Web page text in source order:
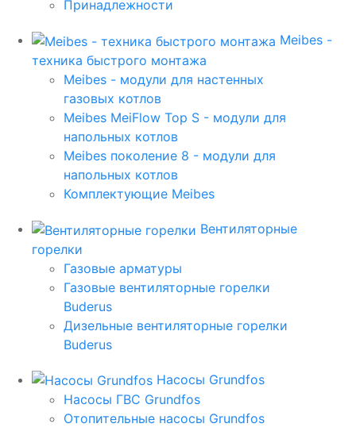
Принадлежности
Meibes -
техника быстрого монтажа
Meibes - модули для настенных
газовых котлов
Meibes MeiFlow Top S - модули для
напольных котлов
Meibes поколение 8 - модули для
напольных котлов
Комплектующие Meibes
Вентиляторные
горелки
Газовые арматуры
Газовые вентиляторные горелки
Buderus
Дизельные вентиляторные горелки
Buderus
Насосы Grundfos
Насосы ГВС Grundfos
Отопительные насосы Grundfos